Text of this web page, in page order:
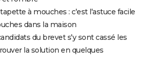
à mouches : c'est l'astuce facile
dans la maison
du brevet s'y sont cassé les
la solution en quelques